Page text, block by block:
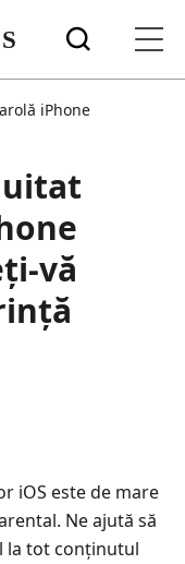
iPhone
uitat
vă
iOS este de mare
Ne ajută să
la tot conținutul